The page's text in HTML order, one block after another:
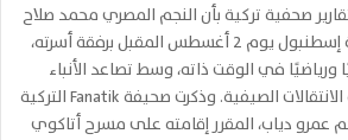
صحفية تركية بأن النجم المصري محمد صلاح
يستعد للتوجه إلى مدينة إسطنبول يوم 2 أغسطس المقبل برفقة أسرته،
ورياضيًا في الوقت ذاته، وسط تصاعد الأنباء
بشأن مستقبله خلال فترة الانتقالات الصيفية. وذكرت صحيفة Fanatik التركية
عمرو دياب، المقرر إقامته على مسرح أتاكوي